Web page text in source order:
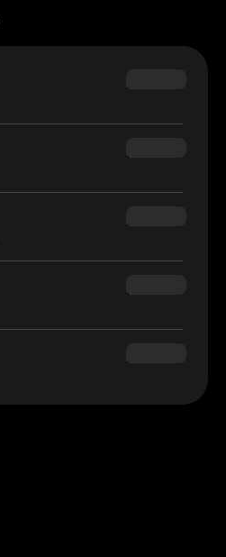
$69.90
$54.90
$34.95
$160.00
$180.00